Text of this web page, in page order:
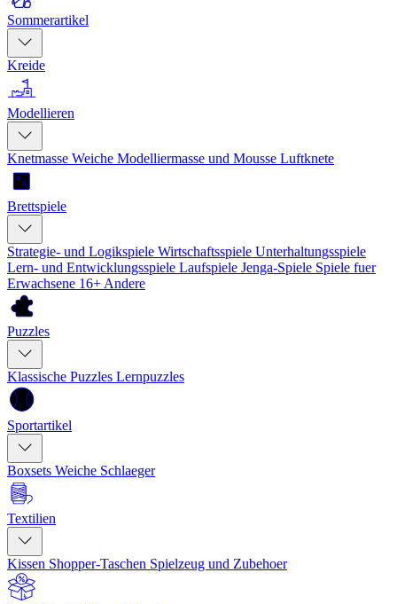
Sommerartikel
Kreide
Modellieren
Knetmasse Weiche Modelliermasse und Mousse Luftknete
Brettspiele
Strategie- und Logikspiele Wirtschaftsspiele Unterhaltungsspiele
Lern- und Entwicklungsspiele Laufspiele Jenga-Spiele Spiele fuer
Erwachsene 16+ Andere
Puzzles
Klassische Puzzles Lernpuzzles
Sportartikel
Boxsets Weiche Schlaeger
Textilien
Kissen Shopper-Taschen Spielzeug und Zubehoer